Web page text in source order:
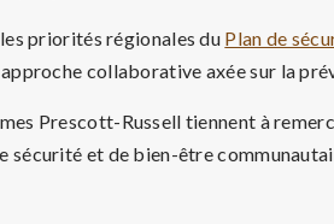
priorités régionales du Plan de
collaborative axée sur la
Prescott-Russell tiennent à
sécurité et de bien-être